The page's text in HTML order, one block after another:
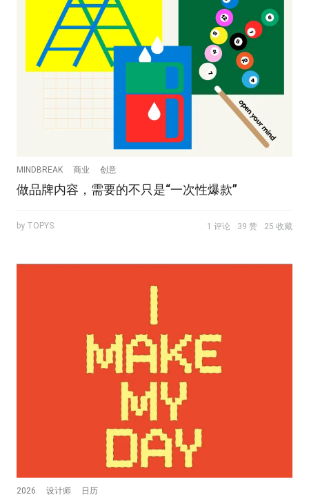
MINDBREAK 商业 创意
做品牌内容，需要的不只是“一次性爆款”
by TOPYS. 1 评论 39 赞 25 收藏
2026 设计师 日历